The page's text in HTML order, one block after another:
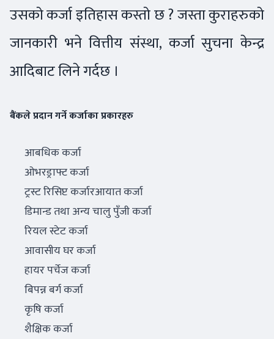
उसको कर्जा इतिहास कस्तो छ ? जस्ता कुराहरुको
जानकारी भने वित्तीय संस्था, कर्जा सुचना केन्द्र
आदिबाट लिने गर्दछ ।
बैंकले प्रदान गर्ने कर्जाका प्रकारहरु
आबधिक कर्जा
ओभरड्राफ्ट कर्जा
ट्रस्ट रिसिप्ट कर्जारआयात कर्जा
डिमान्ड तथा अन्य चालु पुँजी कर्जा
रियल स्टेट कर्जा
आवासीय घर कर्जा
हायर पर्चेज कर्जा
बिपन्न बर्ग कर्जा
कृषि कर्जा
शैक्षिक कर्जा